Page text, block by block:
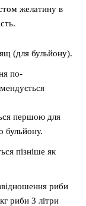
желатину в
(для бульйону).
по-
першою для
бульйону.
пізніше як
риби
риби 3 літри